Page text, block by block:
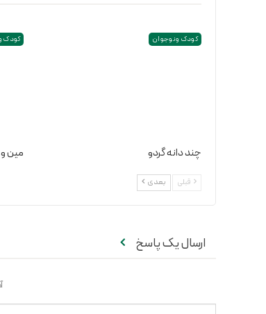
کودک و نوجوان
چند دانه گردو
کودک
مین
قبلی بعدی
ارسال یک پاسخ